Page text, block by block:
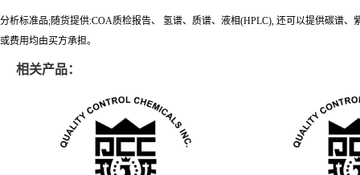
分析标准品;随货提供:COA质检报告、 氢谱、质谱、液相(HPLC), 还可以提供碳谱
或费用均由买方承担。
相关产品：